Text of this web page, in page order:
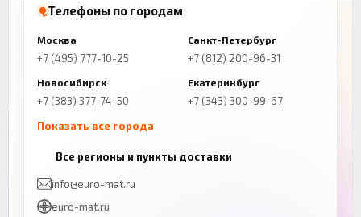
Телефоны по городам
Москва
+7 (495) 777-10-25
Санкт-Петербург
+7 (812) 200-96-31
Новосибирск
+7 (383) 377-74-50
Екатеринбург
+7 (343) 300-99-67
Показать все города
+7 (843) 206-01-30
Челябинск
+7 (343) 300-99-67
Все регионы и пункты доставки
info@euro-mat.ru
euro-mat.ru